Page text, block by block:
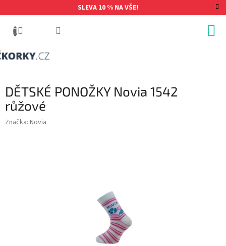
na
SLEVA 10 % NA VŠE!
DĚTSKÉ PONOŽKY Novia 1542
růžové
Značka: Novia